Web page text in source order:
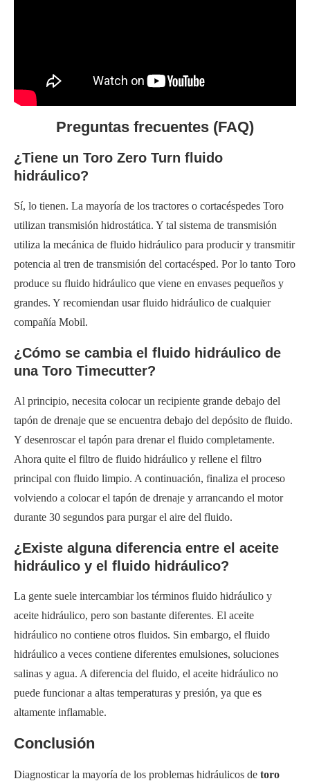
Preguntas frecuentes (FAQ)
¿Tiene un Toro Zero Turn fluido
hidráulico?
Sí, lo tienen. La mayoría de los tractores o cortacéspedes Toro
utilizan transmisión hidrostática. Y tal sistema de transmisión
utiliza la mecánica de fluido hidráulico para producir y transmitir
potencia al tren de transmisión del cortacésped. Por lo tanto Toro
produce su fluido hidráulico que viene en envases pequeños y
grandes. Y recomiendan usar fluido hidráulico de cualquier
compañía Mobil.
¿Cómo se cambia el fluido hidráulico de
una Toro Timecutter?
Al principio, necesita colocar un recipiente grande debajo del
tapón de drenaje que se encuentra debajo del depósito de fluido.
Y desenroscar el tapón para drenar el fluido completamente.
Ahora quite el filtro de fluido hidráulico y rellene el filtro
principal con fluido limpio. A continuación, finaliza el proceso
volviendo a colocar el tapón de drenaje y arrancando el motor
durante 30 segundos para purgar el aire del fluido.
¿Existe alguna diferencia entre el aceite
hidráulico y el fluido hidráulico?
La gente suele intercambiar los términos fluido hidráulico y
aceite hidráulico, pero son bastante diferentes. El aceite
hidráulico no contiene otros fluidos. Sin embargo, el fluido
hidráulico a veces contiene diferentes emulsiones, soluciones
salinas y agua. A diferencia del fluido, el aceite hidráulico no
puede funcionar a altas temperaturas y presión, ya que es
altamente inflamable.
Conclusión
Diagnosticar la mayoría de los problemas hidráulicos de toro